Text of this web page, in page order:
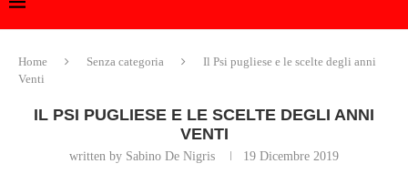
Home Senza categoria
Il Psi pugliese e le scelte degli anni
Venti
IL PSI PUGLIESE E LE SCELTE DEGLI ANNI
VENTI
written by Sabino De Nigris 19 Dicembre 2019